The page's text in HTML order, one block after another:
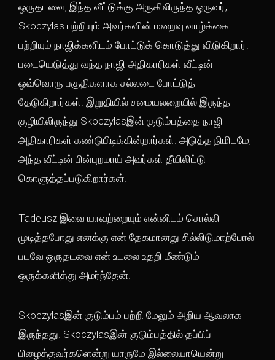
ஒருதடவை, இந்த வீட்டுக்கு அருகிலிருந்த ஒருவர்,
Skoczylas பற்றியும் அவர்களின் மறைவு வாழ்க்கை
பற்றியும் நாஜிக்களிடம் போட்டுக் கொடுத்து விடுகிறார்.
படையெடுத்து வந்த நாஜி அதிகாரிகள் வீட்டின்
ஒவ்வொரு பகுதிகளாக சல்லடை போட்டுத்
தேடுகிறார்கள். இறுதியில் சமையலறையில் இருந்த
குழியிலிருந்து Skoczylasஇன் குடும்பத்தை நாஜி
அதிகாரிகள் கண்டுபிடிக்கின்றார்கள். அடுத்த நிமிடமே,
அந்த வீட்டின் பின்புறமாய் அவர்கள் தீயிலிட்டு
கொளுத்தப்படுகிறார்கள்.
Tadeusz இவை யாவற்றையும் என்னிடம் சொல்லி
முடித்தபோது எனக்கு என் தேகமானது சில்லிடுமாற்போல்
படவே ஒருதடவை என் உடலை உதறி மீண்டும்
ஒருக்களித்து அமர்ந்தேன்.
Skoczylasஇன் குடும்பம் பற்றி மேலும் அறிய ஆவலாக
இருந்தது. Skoczylasஇன் குடும்பத்தில் தப்பிப்
பிழைத்தவர்களென்று யாருமே இல்லையாயென்று